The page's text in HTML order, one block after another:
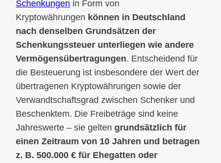
Schenkungen in Form von
Kryptowährungen können in Deutschland
nach denselben Grundsätzen der
Schenkungssteuer unterliegen wie andere
Vermögensübertragungen. Entscheidend für
die Besteuerung ist insbesondere der Wert der
übertragenen Kryptowährungen sowie der
Verwandtschaftsgrad zwischen Schenker und
Beschenktem. Die Freibeträge sind keine
Jahreswerte – sie gelten grundsätzlich für
einen Zeitraum von 10 Jahren und betragen
z. B. 500.000 € für Ehegatten oder